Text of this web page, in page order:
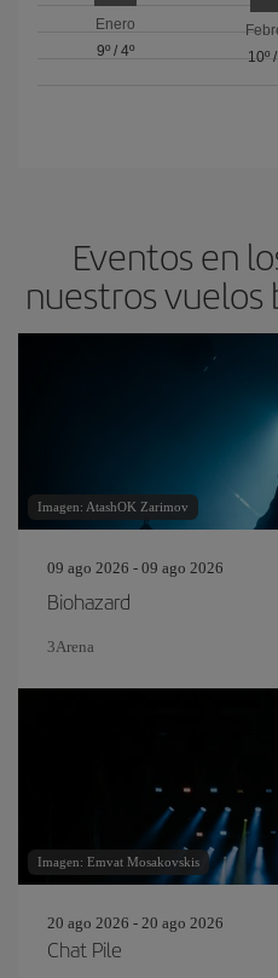
Enero
9º/ 4º
10º /
Eventos en
nuestros vuelos
Imagen: AtashOK Zarimov
09 ago 2026 - 09 ago 2026
Biohazard
3Arena
Imagen: Emvat Mosakovskis
20 ago 2026 - 20 ago 2026
Chat Pile